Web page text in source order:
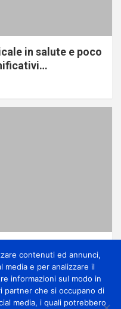
in salute e poco
contenuti ed annunci,
media e per analizzare il
informazioni sul modo in
partner che si occupano di
media, i quali potrebbero